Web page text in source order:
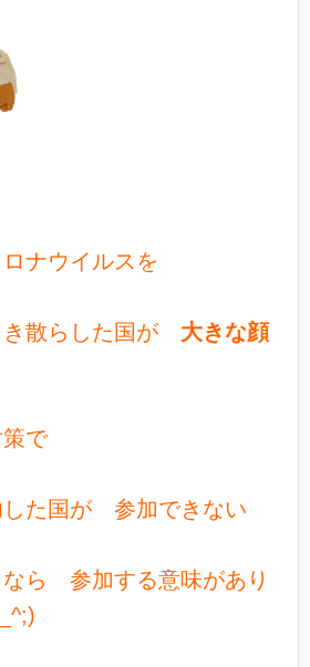
ナウイルスを
散らした国が 大きな顔
で
た国が 参加できない
ら 参加する意味があり